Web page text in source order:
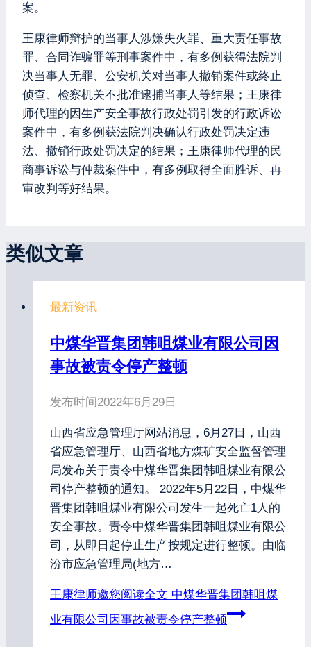
案。
王康律师辩护的当事人涉嫌失火罪、重大责任事故
罪、合同诈骗罪等刑事案件中，有多例获得法院判
决当事人无罪、公安机关对当事人撤销案件或终止
侦查、检察机关不批准逮捕当事人等结果；王康律
师代理的因生产安全事故行政处罚引发的行政诉讼
案件中，有多例获法院判决确认行政处罚决定违
法、撤销行政处罚决定的结果；王康律师代理的民
商事诉讼与仲裁案件中，有多例取得全面胜诉、再
审改判等好结果。
类似文章
最新资讯
中煤华晋集团韩咀煤业有限公司因
事故被责令停产整顿
发布时间2022年6月29日
山西省应急管理厅网站消息，6月27日，山西
省应急管理厅、山西省地方煤矿安全监督管理
局发布关于责令中煤华晋集团韩咀煤业有限公
司停产整顿的通知。 2022年5月22日，中煤华
晋集团韩咀煤业有限公司发生一起死亡1人的
安全事故。责令中煤华晋集团韩咀煤业有限公
司，从即日起停止生产按规定进行整顿。由临
汾市应急管理局(地方…
王康律师邀您阅读全文 中煤华晋集团韩咀煤
业有限公司因事故被责令停产整顿